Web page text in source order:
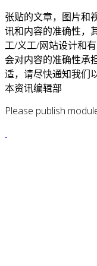
张贴的文章，图片和
讯和内容的准确性，
工/义工/网站设计和
会对内容的准确性承
适，请尽快通知我们
本资讯编辑部
Please publish